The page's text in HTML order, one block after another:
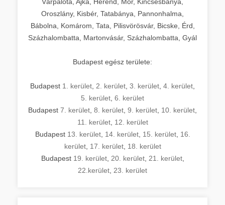
Oroszlány, Kisbér, Tatabánya, Pannonhalma,
Bábolna, Komárom, Tata, Pilisvörösvár, Bicske, Érd,
Százhalombatta, Martonvásár, Százhalombatta, Gyál
Budapest egész területe:
Budapest 1. kerület 2. kerület 3. kerület 4. kerület
5. kerület 6. kerület
Budapest 7. kerület 8. kerület 9. kerület 10. kerület
11. kerület, 12. kerület
Budapest 13. kerület, 14. kerület, 15. kerület, 16.
kerület, 17. kerület, 18. kerület
Budapest 19. kerület, 20. kerület, 21. kerület,
22.kerület 23. kerület